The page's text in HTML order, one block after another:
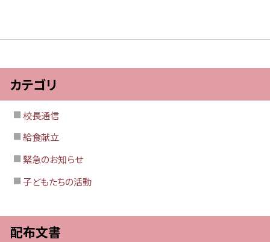
カテゴリ
校長通信
給食献立
緊急のお知らせ
子どもたちの活動
配布文書